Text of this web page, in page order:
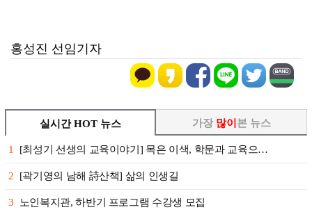
홍성진 선임기자
실시간 HOT 뉴스
1 [최성기 선생의 교육이야기] 목은 이색, 학문과 교육으…
2 [곽기영의 남해 詩산책] 삶의 인생길
3 노인복지관, 하반기 프로그램 수강생 모집
가장 많이 본 뉴스